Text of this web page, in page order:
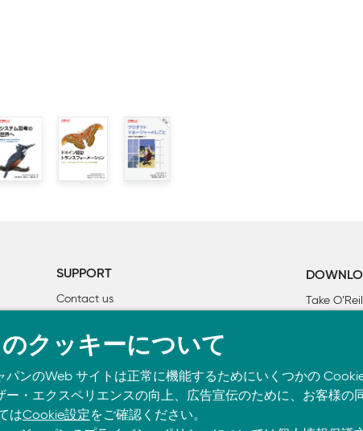
;
）とは何か
は何か
SUPPORT
Contact us
書籍注文
Take
クッキーについて
パンのWeb サイトは正常に機能するためにいくつかの
ー・エクスペリエンスの向上、広告宣伝のために、お客様
はCookie設定をご確認ください。